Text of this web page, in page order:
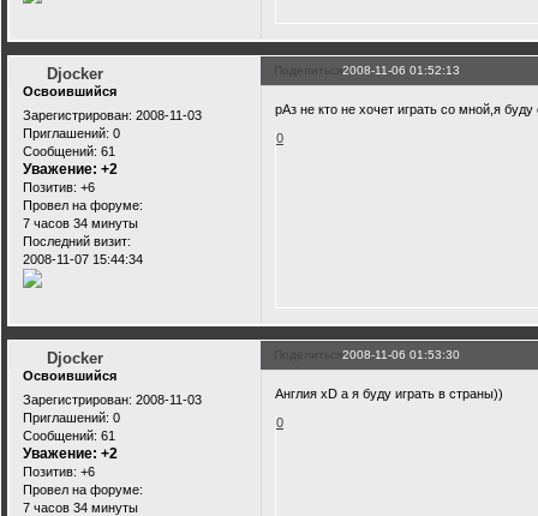
Поделиться2008-11-06 01:52:13
Djocker
Освоившийся
Зарегистрирован: 2008-11-03
Приглашений: 0
Сообщений: 61
Уважение: +2
Позитив: +6
Провел на форуме:
7 часов 34 минуты
Последний визит:
2008-11-07 15:44:34
рАз не кто не хочет играть со мной,я
0
Поделиться2008-11-06 01:53:30
Djocker
Освоившийся
Зарегистрирован: 2008-11-03
Приглашений: 0
Сообщений: 61
Уважение: +2
Позитив: +6
Провел на форуме:
7 часов 34 минуты
Англия xD а я буду играть в страны))
0